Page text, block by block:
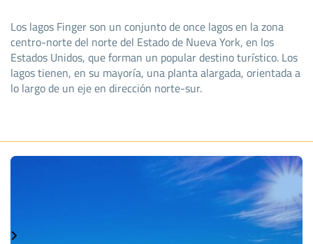
Los lagos Finger son un conjunto de once lagos en la zona
centro-norte del norte del Estado de Nueva York, en los
Estados Unidos, que forman un popular destino turístico. Los
lagos tienen, en su mayoría, una planta alargada, orientada a
lo largo de un eje en dirección norte-sur.